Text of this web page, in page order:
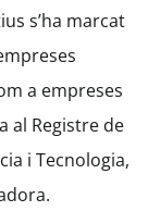
s’ha marcat
a empreses
al Registre de
i Tecnologia,